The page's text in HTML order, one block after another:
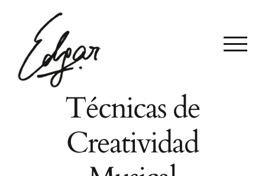
content
Técnicas de
Creatividad